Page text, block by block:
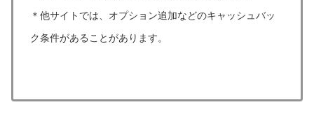
＊ 他サイトでは、オプション追加などのキャッシュバッ
ク条件があることがあります。